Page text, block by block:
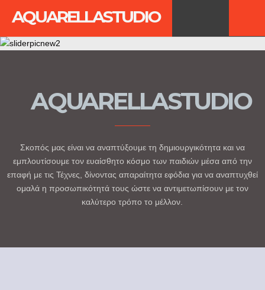
AQUARELLASTUDIO
απαραίτητη αισθητική και καλλιτεχνική κατάρτιση στους σπουδαστές
του ώστε να αναδειχθεί το δημιουργικό ταλέντο που κρύβουμε όλοι
AQUARELLASTUDIO
Σκοπός μας είναι να αναπτύξουμε τη δημιουργικότητα και να
εμπλουτίσουμε τον ευαίσθητο κόσμο των παιδιών μέσα από την
επαφή με τις Τέχνες, δίνοντας απαραίτητα εφόδια για να αναπτυχθεί
ομαλά η προσωπικότητά τους ώστε να αντιμετωπίσουν με τον
καλύτερο τρόπο το μέλλον.